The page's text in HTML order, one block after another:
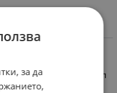
/ термодвайка тип
за да